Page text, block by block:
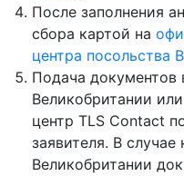
После заполнения
сбора картой на
центра посольства
Подача документов
Великобритании
центр TLS Сontact
заявителя. В
Великобритании